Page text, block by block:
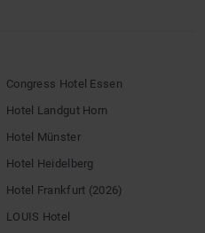
Congress Hotel Essen
Hotel Landgut Horn
Hotel Münster
Hotel Heidelberg
Hotel Frankfurt (2026)
LOUIS Hotel